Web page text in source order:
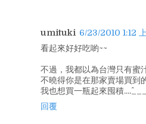
umituki 6/23/2010 1:12
看起來好好吃喲~~
不過，我都以為台灣只有蜜
不曉得你是在那家賣場買到
我也想買一瓶起來囤積....^___^
回覆